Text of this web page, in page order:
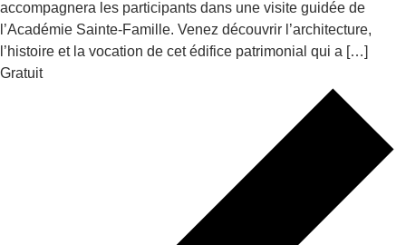
accompagnera les participants dans une visite guidée de
l’Académie Sainte-Famille. Venez découvrir l’architecture,
l’histoire et la vocation de cet édifice patrimonial qui a […]
Gratuit